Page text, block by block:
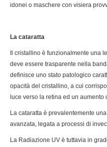
idonei o maschere con visiera
La cataratta
Il cristallino è funzionalmente una
deve essere trasparente nella
definisce uno stato patologico
opacità del cristallino, a cui
luce verso la retina ed un
La cataratta è prevalentemente
avanzata, legata a processi di
La Radiazione UV è tuttavia in